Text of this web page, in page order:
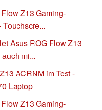
Z13 Gaming-
Asus ROG Flow Z13
mi...
ACRNM im Test -
Laptop
Z13 Gaming-